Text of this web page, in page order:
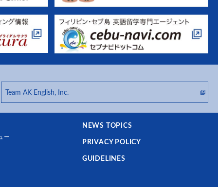
Team AK English, Inc.
ー
NEWS TOPICS
PRIVACY POLICY
GUIDELINES